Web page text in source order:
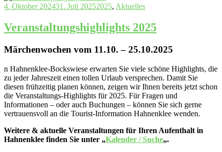
4. Oktober 202431. Juli 20252025, Aktuelles
Veranstaltungshighlights 2025
Märchenwochen vom 11.10. – 25.10.2025
n Hahnenklee-Bockswiese erwarten Sie viele schöne Highlights, die
zu jeder Jahreszeit einen tollen Urlaub versprechen. Damit Sie
diesen frühzeitig planen können, zeigen wir Ihnen bereits jetzt schon
die Veranstaltungs-Highlights für 2025. Für Fragen und
Informationen – oder auch Buchungen – können Sie sich gerne
vertrauensvoll an die Tourist-Information Hahnenklee wenden.
Weitere & aktuelle Veranstaltungen für Ihren Aufenthalt in
Hahnenklee finden Sie unter „Kalender / Suche„.